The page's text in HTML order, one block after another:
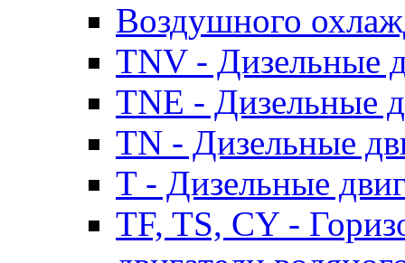
Воздушного
TNV - Дизельные
TNE - Дизельные
TN - Дизельные
T - Дизельные
TF, TS, CY -